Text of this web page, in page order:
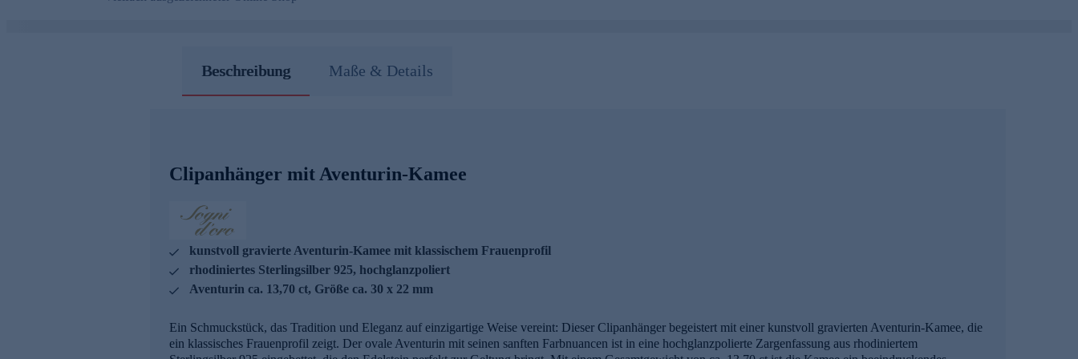
Beschreibung Maße & Details
Clipanhänger mit Aventurin-Kamee
kunstvoll gravierte Aventurin-Kamee mit klassischem Frauenprofil
rhodiniertes Sterlingsilber 925, hochglanzpoliert
Aventurin ca. 13,70 ct, Größe ca. 30 x 22 mm
Ein Schmuckstück, das Tradition und Eleganz auf einzigartige Weise vereint: Dieser Clipanhänger begeistert mit einer kunstvoll gravierten Aventurin-Kamee, die
ein klassisches Frauenprofil zeigt. Der ovale Aventurin mit seinen sanften Farbnuancen ist in eine hochglanzpolierte Zargenfassung aus rhodiniertem